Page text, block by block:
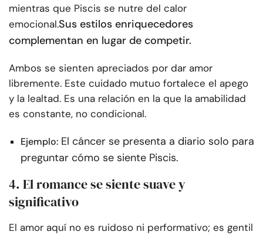
mientras que Piscis se nutre del calor
emocional.Sus estilos enriquecedores
complementan en lugar de competir.
Ambos se sienten apreciados por dar amor
libremente. Este cuidado mutuo fortalece el apego
y la lealtad. Es una relación en la que la amabilidad
es constante, no condicional.
Ejemplo: El cáncer se presenta a diario solo para
preguntar cómo se siente Piscis.
4. El romance se siente suave y
significativo
El amor aquí no es ruidoso ni performativo; es gentil